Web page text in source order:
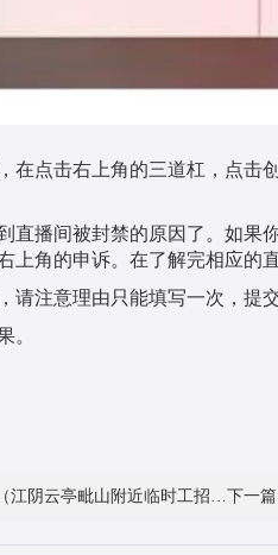
在点击右上角的三道杠，点击
直播间被封禁的原因了。如果
上角的申诉。在了解完相应的
请注意理由只能填写一次，提
。
阴云亭毗山附近临时工招聘） 下一